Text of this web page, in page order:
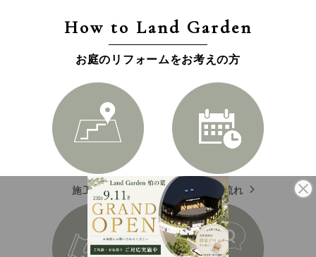
How to Land Garden
お庭のリフォームをお考えの方
施工エリア 施工の流れ